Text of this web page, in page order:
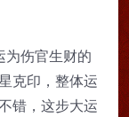
为伤官生财的
克印，整体运
错，这步大运